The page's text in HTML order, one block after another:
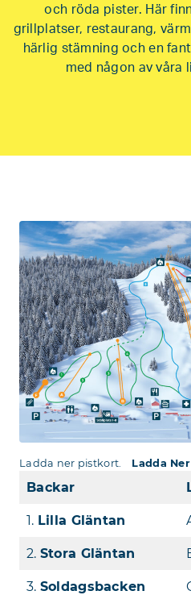
och röda pister. Här
grillplatser, restaurang,
härlig stämning och en
med någon av våra
Ladda ner pistkort. Ladda Ner
Backar
1. Lilla Gläntan
2. Stora Gläntan
3. Soldagsbacken